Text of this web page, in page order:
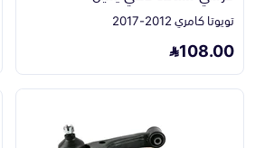
تويوتا كامري 2012-2017
108.00